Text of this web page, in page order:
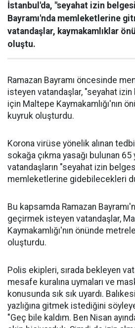
İstanbul'da, "seyahat izin
Bayramı'nda memleketlerine
vatandaşlar, kaymakamlıklar
oluştu.
Ramazan Bayramı öncesinde
isteyen vatandaşlar, "seyahat
için Maltepe Kaymakamlığı'nın
kuyruk oluşturdu.
Korona virüse yönelik alınan
sokağa çıkma yasağı bulunan
vatandaşların "seyahat izin
memleketlerine gidebilecekleri
Bu kapsamda Ramazan
geçirmek isteyen vatandaşlar,
Kaymakamlığı'nın önünde
oluşturdu.
Polis ekipleri, sırada bekleyen
mesafe kuralına uymaları ve
konusunda sık sık uyardı.
yazlığına gitmek istediğini
"Geç bile kaldım. Ben Nisan